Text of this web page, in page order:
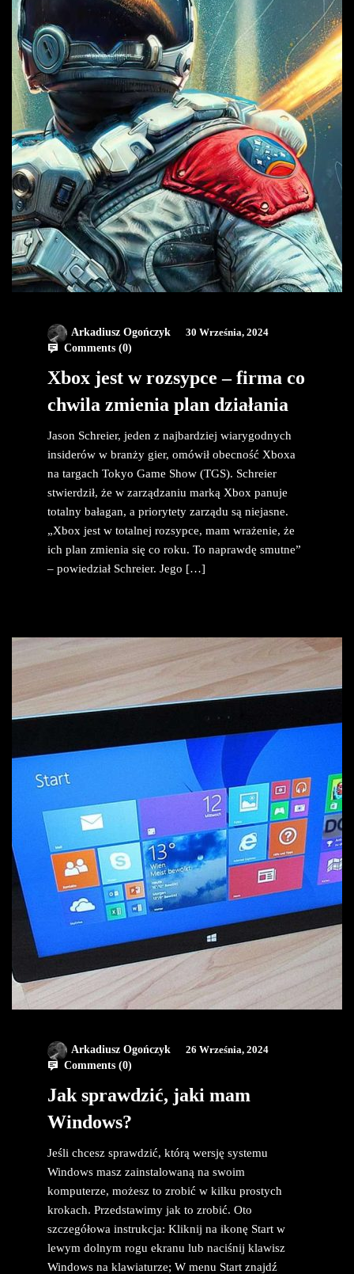
Arkadiusz Ogończyk
30 Września, 2024
Comments (0)
Xbox jest w rozsypce – firma co
chwila zmienia plan działania
Jason Schreier, jeden z najbardziej wiarygodnych
insiderów w branży gier, omówił obecność Xboxa
na targach Tokyo Game Show (TGS). Schreier
stwierdził, że w zarządzaniu marką Xbox panuje
totalny bałagan, a priorytety zarządu są niejasne.
„Xbox jest w totalnej rozsypce, mam wrażenie, że
ich plan zmienia się co roku. To naprawdę smutne”
– powiedział Schreier. Jego […]
Arkadiusz Ogończyk
26 Września, 2024
Comments (0)
Jak sprawdzić, jaki mam
Windows?
Jeśli chcesz sprawdzić, którą wersję systemu
Windows masz zainstalowaną na swoim
komputerze, możesz to zrobić w kilku prostych
krokach. Przedstawimy jak to zrobić. Oto
szczegółowa instrukcja: Kliknij na ikonę Start w
lewym dolnym rogu ekranu lub naciśnij klawisz
Windows na klawiaturze; W menu Start znajdź